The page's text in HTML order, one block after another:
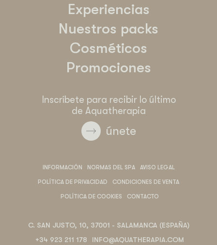
Experiencias
Nuestros packs
Cosméticos
Promociones
Inscríbete para recibir lo último
de Aquatherapia
únete
INFORMACIÓN NORMAS DEL SPA AVISO LEGAL
POLÍTICA DE PRIVACIDAD CONDICIONES DE VENTA
POLÍTICA DE COOKIES CONTACTO
C. SAN JUSTO, 10, 37001 - SALAMANCA (ESPAÑA)
+34 923 211 178
INFO@AQUATHERAPIA.COM